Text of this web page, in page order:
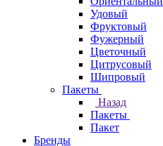
Удовый
Фруктовый
Фужерный
Цветочный
Цитрусовый
Шипровый
Пакеты
Назад
Пакеты
Пакет
Бренды